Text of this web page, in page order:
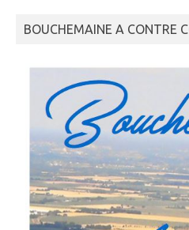
BOUCHEMAINE A CONTRE